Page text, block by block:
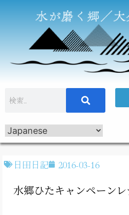
日田日記 2016-03-16
水郷ひたキャンペーンレ